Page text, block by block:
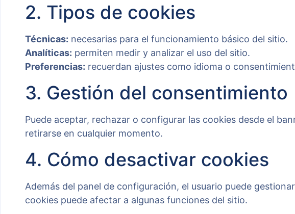
2. Tipos de cookies
Técnicas: necesarias para el funcionamiento básico del sitio.
Analíticas: permiten medir y analizar el uso del sitio.
Preferencias: recuerdan ajustes como idioma o
3. Gestión del consentimiento
Puede aceptar, rechazar o configurar las cookies desde el
retirarse en cualquier momento.
4. Cómo desactivar cookies
Además del panel de configuración, el usuario puede
cookies puede afectar a algunas funciones del sitio.